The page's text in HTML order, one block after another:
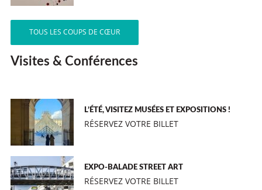
TOUS LES COUPS DE CŒUR
Visites & Conférences
L’ÉTÉ, VISITEZ MUSÉES ET EXPOSITIONS !
RÉSERVEZ VOTRE BILLET
EXPO-BALADE STREET ART
RÉSERVEZ VOTRE BILLET